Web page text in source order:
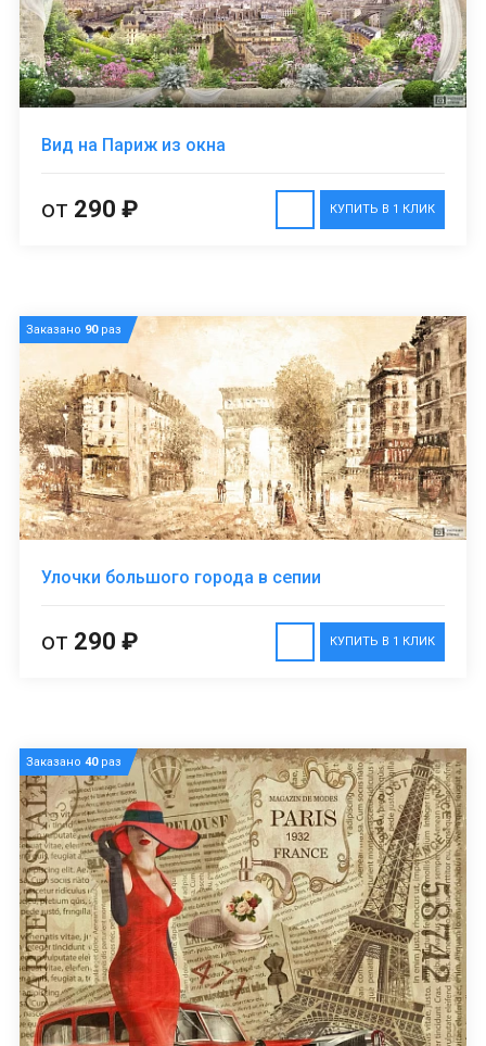
Вид на Париж из окна
КУПИТЬ В 1 КЛИК
от 290 ₽
Заказано 90раз
Улочки большого города в сепии
КУПИТЬ В 1 КЛИК
от 290 ₽
Заказано 40раз